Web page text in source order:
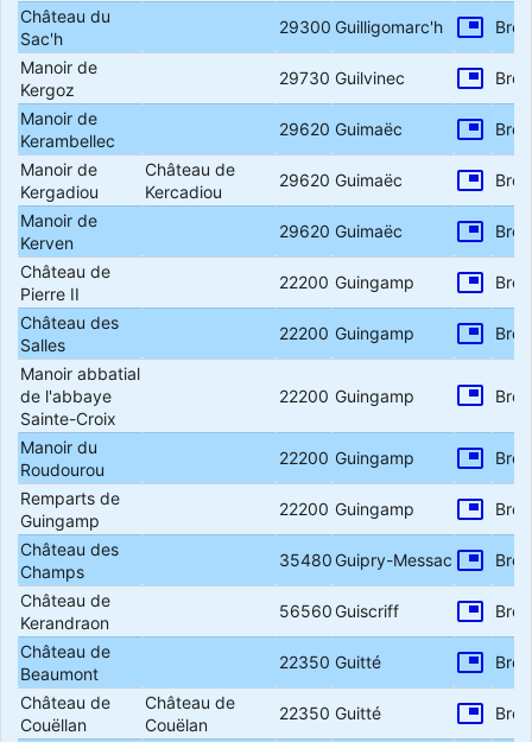
Château du
Sac'h
29300 Guilligomarc'h picture_in_picture
Manoir de
Kergoz
29730 Guilvinec picture_in_picture
Manoir de
Kerambellec
29620 Guimaëc picture_in_picture
Manoir de
Kergadiou
Château de
Kercadiou
29620 Guimaëc picture_in_picture
Manoir de
Kerven
29620 Guimaëc picture_in_picture
Château de
Pierre II
22200 Guingamp picture_in_picture
Château des
Salles
22200 Guingamp picture_in_picture
Manoir abbatial
de l'abbaye
Sainte-Croix
22200 Guingamp picture_in_picture
Manoir du
Roudourou
22200 Guingamp picture_in_picture
Remparts de
Guingamp
22200 Guingamp picture_in_picture
Château des
Champs
35480Guipry-Messac picture_in_picture
Château de
Kerandraon
56560Guiscriff picture_in_picture
Château de
Beaumont
22350 Guitté picture_in_picture
Château de
Couëllan
Château de
Couëlan
22350 Guitté picture_in_picture